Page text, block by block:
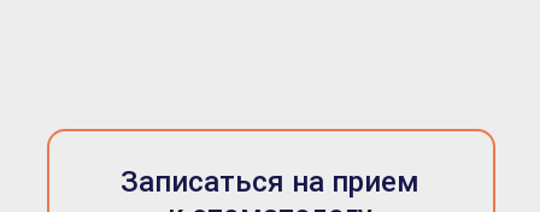
Записаться на прием